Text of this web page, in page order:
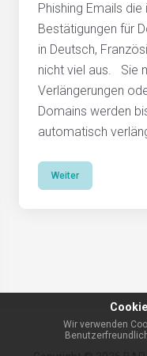
Phishing Emails
Bestätigungen für
in Deutsch,
nicht viel aus. Sie
Verlängerungen
Domains werden
automatisch
Weiter
Wir verwenden